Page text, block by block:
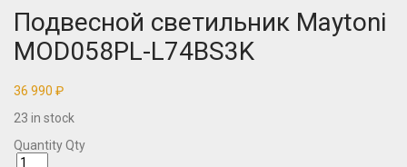
Подвесной светильник Maytoni
MOD058PL-L74BS3K
36 990 ₽
23 in stock
QuantityQty